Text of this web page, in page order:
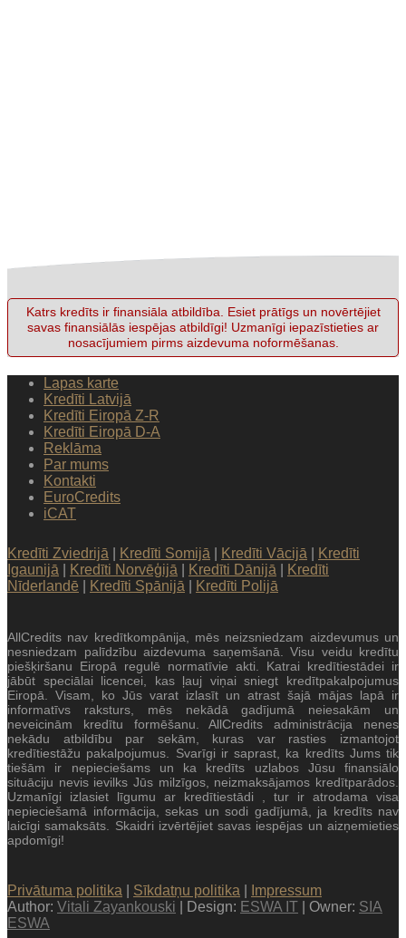
Katrs kredīts ir finansiāla atbildība. Esiet prātīgs un novērtējiet
savas finansiālās iespējas atbildīgi! Uzmanīgi iepazīstieties ar
nosacījumiem pirms aizdevuma noformēšanas.
Lapas karte
Kredīti Latvijā
Kredīti Eiropā Z-R
Kredīti Eiropā D-A
Reklāma
Par mums
Kontakti
EuroCredits
iCAT
Kredīti Zviedrijā Kredīti Somijā Kredīti Vācijā
Kredīti
Igaunijā
Kredīti Norvēģijā Kredīti Dānijā
Kredīti
Nīderlandē
Kredīti Spānijā Kredīti Polijā
AllCredits nav kredītkompānija, mēs neizsniedzam aizdevumus un
nesniedzam palīdzību aizdevuma saņemšanā. Visu veidu kredītu
piešķiršanu Eiropā regulē normatīvie akti. Katrai kredītiestādei ir
jābūt speciālai licencei, kas ļauj viņai sniegt kredītpakalpojumus
Eiropā. Visam, ko Jūs varat izlasīt un atrast šajā mājas lapā ir
informatīvs raksturs, mēs nekādā gadījumā neiesakām un
neveicinām kredītu formēšanu. AllCredits administrācija nenes
nekādu atbildību par sekām, kuras var rasties izmantojot
kredītiestāžu pakalpojumus. Svarīgi ir saprast, ka kredīts Jums tik
tiešām ir nepieciešams un ka kredīts uzlabos Jūsu finansiālo
situāciju nevis ievilks Jūs milzīgos, neizmaksājamos kredītparādos.
Uzmanīgi izlasiet līgumu ar kredītiestādi , tur ir atrodama visa
nepieciešamā informācija, sekas un sodi gadījumā, ja kredīts nav
laicīgi samaksāts. Skaidri izvērtējiet savas iespējas un aizņemieties
apdomīgi!
Privātuma politika Sīkdatņu politika
Impressum
Author: Vitali Zayankouski | Design: ESWA IT | Owner: SIA
ESWA